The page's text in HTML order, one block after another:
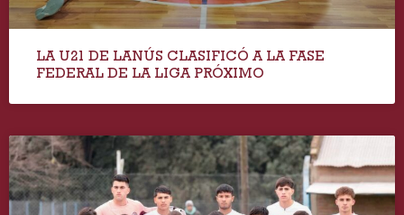
LA U21 DE LANÚS CLASIFICÓ A LA FASE
FEDERAL DE LA LIGA PRÓXIMO